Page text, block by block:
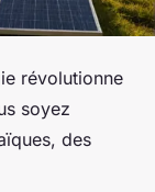
révolutionne
soyez
des